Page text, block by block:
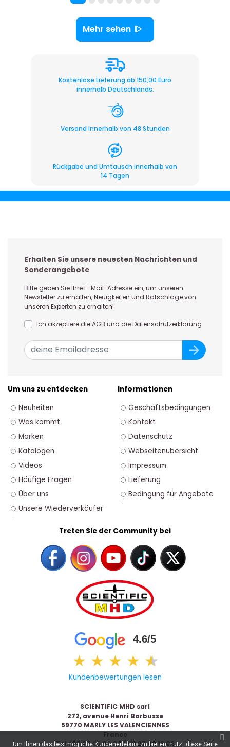
Mehr sehen
Kostenlose Lieferung ab 150,00 Euro
innerhalb Deutschlands.
Versand innerhalb von 48 Stunden
Rückgabe und Umtausch innerhalb von
14 Tagen
Erhalten Sie unsere neuesten Nachrichten und
Sonderangebote
Bitte geben Sie Ihre E-Mail-Adresse ein, um unseren
Newsletter zu erhalten, Neuigkeiten und Ratschläge von
unseren Experten zu erhalten!
Ich akzeptiere die AGB und die Datenschutzerklärung
Um uns zu entdecken
Neuheiten
Was kommt
Marken
Katalogen
Videos
Häufige Fragen
Über uns
Unsere Wiederverkäufer
Treten Sie der Community bei
4.6/5
★ ★ ★ ★ ★
★
Kundenbewertungen lesen
Informationen
Geschäftsbedingungen
Kontakt
Datenschutz
Webseitenübersicht
Impressum
Lieferung
Bedingung für Angebote
SCIENTIFIC MHD sarl
272, avenue Henri Barbusse
59770 MARLY LES VALENCIENNES
France
Tel : 03 27 45 00 24 / 03 27 42 16 06
Um Ihnen das bestmögliche Kundenerlebnis zu bieten, nutzt diese Seite